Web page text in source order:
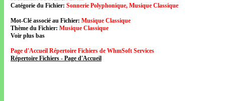
Catégorie du Fichier: Sonnerie Polyphonique, Musique Classique
Mot-Clé associé au Fichier: Musique Classique
Thème du Fichier: Musique Classique
Voir plus bas
Page d'Accueil Répertoire Fichiers de WhmSoft Services
Répertoire Fichiers - Page d'Accueil